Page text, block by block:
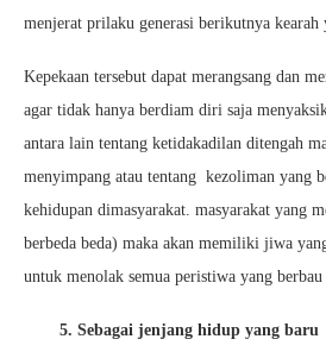
menjerat prilaku generasi berikutnya kearah
Kepekaan tersebut dapat merangsang dan
agar tidak hanya berdiam diri saja
antara lain tentang ketidakadilan ditengah
menyimpang atau tentang kezoliman yang
kehidupan dimasyarakat. masyarakat yang
berbeda beda) maka akan memiliki jiwa
untuk menolak semua peristiwa yang
5. Sebagai jenjang hidup yang baru